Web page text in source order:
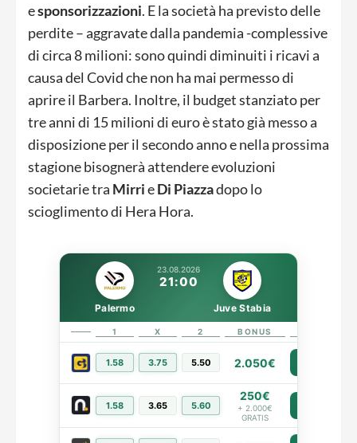
esponsorizzazioni. E la società ha previsto delle
perdite – aggravate dalla pandemia -complessive
di circa 8 milioni: sono quindi diminuiti i ricavi a
causa del Covid che non ha mai permesso di
aprire il Barbera. Inoltre, il budget stanziato per
tre anni di 15 milioni di euro è stato già messo a
disposizione per il secondo anno e nella prossima
stagione bisognerà attendere evoluzioni
societarie tra MirrieDi Piazzadopo lo
scioglimento di Hera Hora.
23.08.2026
21:00
Palermo Juve Stabia
1 X 2 BONUS
1.58 3.75 5.50 2.050€
1.58 3.65 5.60
250€
+ 2.000€
GRATIS